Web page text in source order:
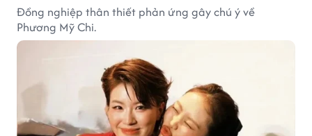
Đồng nghiệp thân thiết phản ứng gây chú ý về
Phương Mỹ Chi.